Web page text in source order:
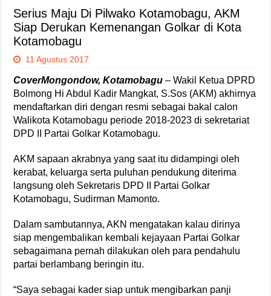
Serius Maju Di Pilwako Kotamobagu, AKM
Siap Derukan Kemenangan Golkar di Kota
Kotamobagu
11 Agustus 2017
CoverMongondow, Kotamobagu– Wakil Ketua DPRD
Bolmong Hi Abdul Kadir Mangkat, S.Sos (AKM) akhirnya
mendaftarkan diri dengan resmi sebagai bakal calon
Walikota Kotamobagu periode 2018-2023 di sekretariat
DPD II Partai Golkar Kotamobagu.
AKM sapaan akrabnya yang saat itu didampingi oleh
kerabat, keluarga serta puluhan pendukung diterima
langsung oleh Sekretaris DPD II Partai Golkar
Kotamobagu, Sudirman Mamonto.
Dalam sambutannya, AKN mengatakan kalau dirinya
siap mengembalikan kembali kejayaan Partai Golkar
sebagaimana pernah dilakukan oleh para pendahulu
partai berlambang beringin itu.
“Saya sebagai kader siap untuk mengibarkan panji